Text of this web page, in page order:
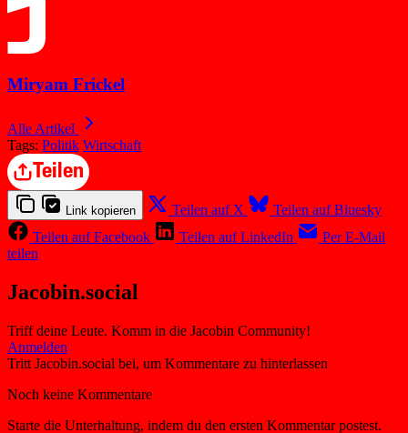
Miryam Frickel
Alle Artikel
Tags: Politik Wirtschaft
Teilen
Link kopieren Teilen auf X
Teilen auf Bluesky
Teilen auf Facebook
Teilen auf LinkedIn
Per E-Mail
teilen
Jacobin.social
Triff deine Leute. Komm in die Jacobin Community!